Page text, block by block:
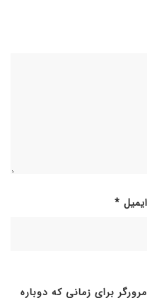
ایمیل *
برای زمانی که دوباره